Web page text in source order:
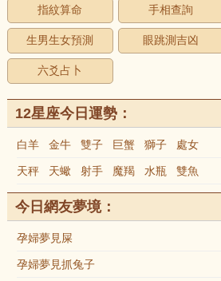
指紋算命
手相查詢
生男生女預測 眼跳測吉凶
六爻占卜
12星座今日運勢：
白羊 金牛 雙子 巨蟹 獅子 處女
天秤 天蠍 射手 魔羯 水瓶 雙魚
今日網友夢境：
孕婦夢見屎
孕婦夢見抓兔子